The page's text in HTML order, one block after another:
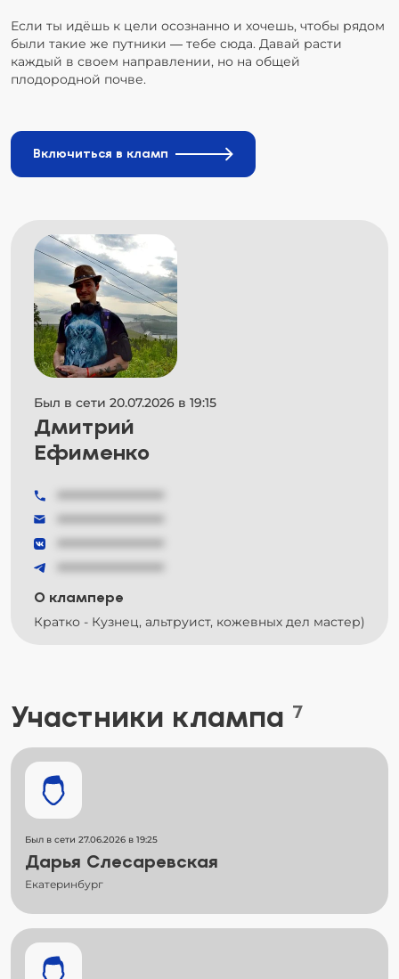
Если ты идёшь к цели осознанно и хочешь, чтобы рядом
были такие же путники — тебе сюда. Давай расти
каждый в своем направлении, но на общей
плодородной почве.
Включиться в кламп
Был в сети 20.07.2026 в 19:15
Дмитрий
Ефименко
О клампере
Кратко - Кузнец, альтруист, кожевных дел мастер)
Участники клампа 7
Был в сети 27.06.2026 в 19:25
Дарья Слесаревская
Екатеринбург